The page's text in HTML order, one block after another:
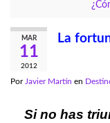
MAR
11
2012
La
Por Javier Martín en
Si no has